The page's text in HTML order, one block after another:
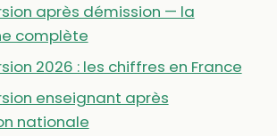
après démission — la
complète
2026 : les chiffres en France
enseignant après
nationale